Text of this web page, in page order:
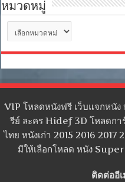
หมวดหมู่
หมู่
VIP โหลดหนังฟรี เว็บแจกหนั
รีย์ ละคร Hidef 3D โหลดก
ไทย หนังเก่า 2015 2016 2017
มีให้เลือกโหลด หนัง
ติดต่ออี